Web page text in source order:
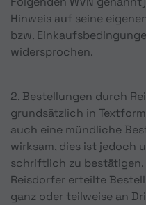
Hinweis auf seine
bzw.
widersprochen.
2. Bestellungen durch
grundsätzlich in
auch eine mündliche
wirksam, dies ist jedoch
schriftlich zu bestätigen.
Reisdorfer erteilte
ganz oder teilweise an